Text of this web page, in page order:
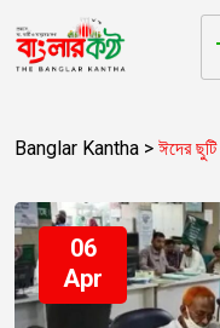
Banglar Kantha > ঈদের ছুটি
06
Apr